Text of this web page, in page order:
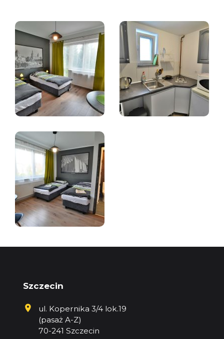
Szczecin
ul. Kopernika 3/4 lok.19
(pasaż A-Z)
70-241 Szczecin